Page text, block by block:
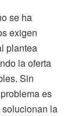
se ha
exigen
plantea
la oferta
Sin
es
la